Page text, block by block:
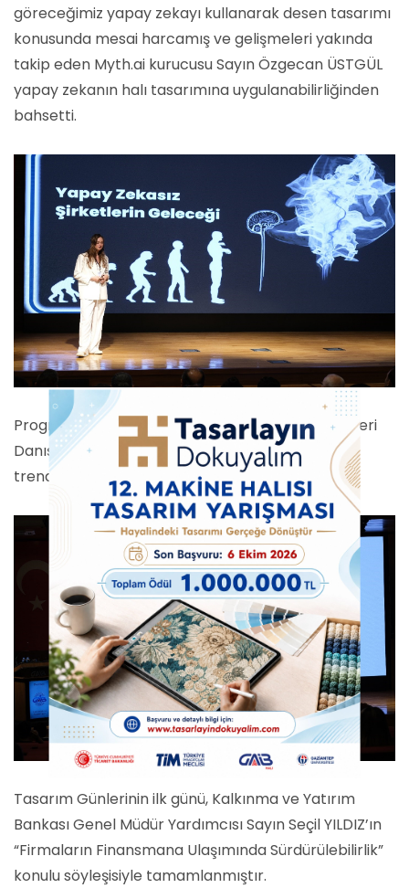
göreceğimiz yapay zekayı kullanarak desen tasarımı
konusunda mesai harcamış ve gelişmeleri yakında
takip eden Myth.ai kurucusu Sayın Özgecan ÜSTGÜL
yapay zekanın halı tasarımına uygulanabilirliğinden
bahsetti.
Program devamında, Tüketici ve Tasarım Trendleri
Danışmanı Sayın Phil POND, gelecek tasarım
trendlerine değindi.
Tasarım Günlerinin ilk günü, Kalkınma ve Yatırım
Bankası Genel Müdür Yardımcısı Sayın Seçil YILDIZ’ın
“Firmaların Finansmana Ulaşımında Sürdürülebilirlik”
konulu söyleşisiyle tamamlanmıştır.